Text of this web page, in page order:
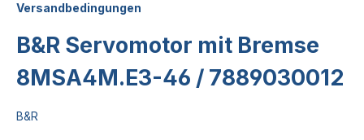
Versandbedingungen
B&R Servomotor mit Bremse
8MSA4M.E3-46 / 7889030012
B&R